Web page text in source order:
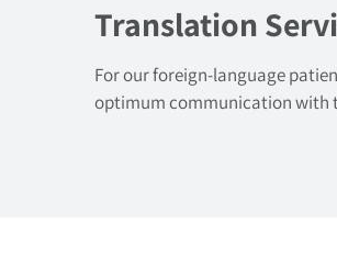
Translation
For our foreign-language
optimum communication with